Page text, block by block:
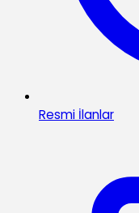
Resmi İlanlar